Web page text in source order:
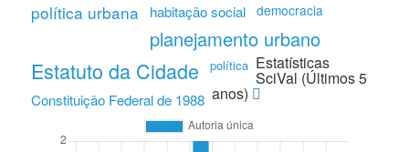
política urbana habitação social democracia
planejamento urbano
Estatuto da Cidade política
Constituição Federal de 1988
Estatísticas
SciVal (Últimos 5
anos)